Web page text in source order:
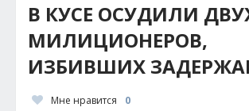
В КУСЕ ОСУДИЛИ
МИЛИЦИОНЕРОВ,
ИЗБИВШИХ
Мне нравится 0